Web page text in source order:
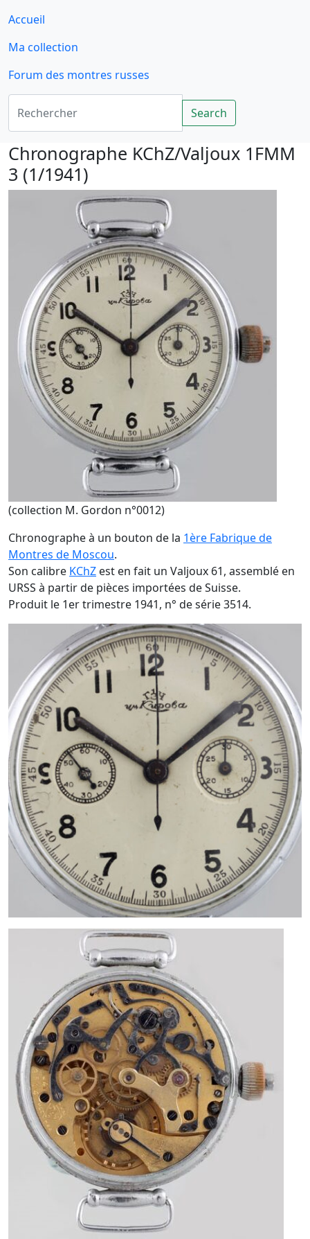
Accueil
Ma collection
Forum des montres russes
Rechercher
Search
Chronographe KChZ/Valjoux 1FMM
3 (1/1941)
(collection M. Gordon n°0012)
Chronographe à un bouton de la 1ère Fabrique de
Montres de Moscou.
Son calibre KChZ est en fait un Valjoux 61, assemblé en
URSS à partir de pièces importées de Suisse.
Produit le 1er trimestre 1941, n° de série 3514.